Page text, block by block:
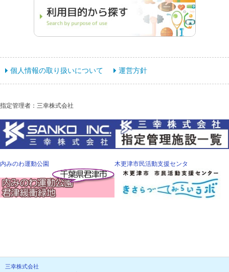
個人情報の取り扱いについて 運営方針
指定管理者：三幸株式会社